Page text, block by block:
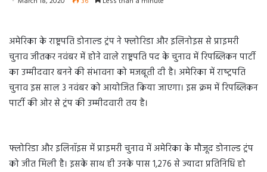
अमेरिका के राष्ट्रपति डोनाल्ड ट्रंप ने फ्लोरिडा और इलिनोइस से प्राइमरी
चुनाव जीतकर नवंबर में होने वाले राष्ट्रपति पद के चुनाव में रिपब्लिकन पार्टी
का उम्मीदवार बनने की संभावना को मजबूती दी है। अमेरिका में राष्‍ट्रपति
चुनाव इस साल 3 नवंबर को आयोजित किया जाएगा। इस क्रम में रिपब्लिकन
पार्टी की ओर से ट्रंप की उम्मीदवारी तय है।
फ्लोरिडा और इलिनॉइस में प्राइमरी चुनाव में अमेरिका के मौजूद डोनाल्‍ड ट्रंप
को जीत मिली है। इसके साथ ही उनके पास 1,276 से ज्यादा प्रतिनिधि हो